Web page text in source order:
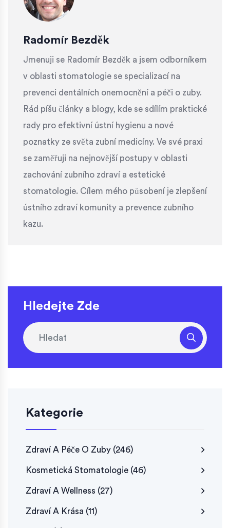
Radomír Bezděk
Jmenuji se Radomír Bezděk a jsem odborníkem
v oblasti stomatologie se specializací na
prevenci dentálních onemocnění a péči o zuby.
Rád píšu články a blogy, kde se sdílím praktické
rady pro efektivní ústní hygienu a nové
poznatky ze světa zubní medicíny. Ve své praxi
se zaměřuji na nejnovější postupy v oblasti
zachování zubního zdraví a estetické
stomatologie. Cílem mého působení je zlepšení
ústního zdraví komunity a prevence zubního
kazu.
Hledejte Zde
Kategorie
Zdraví A Péče O Zuby (246)
Kosmetická Stomatologie (46)
Zdraví A Wellness (27)
Zdraví A Krása (11)